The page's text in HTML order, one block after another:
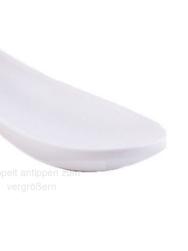
antippen zum
vergrößern